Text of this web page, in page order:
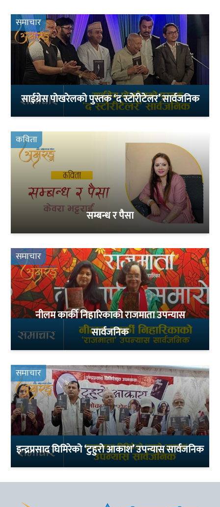
समाचार
साईग्रेस पोखरेलको पुस्तक ‘द स्टोरीटेलर’ सार्वजनिक
कविता
सम्बन्ध र पैसा
समाचार
नीलम कार्की निहारिकाको राजमाता उपन्यास
सार्वजनिक
समाचार
इन्द्रप्रसाद घिमिरेको ‘टुहुरो आकाश’ उपन्यास सार्वजनिक